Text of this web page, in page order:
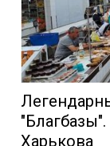
Харькова